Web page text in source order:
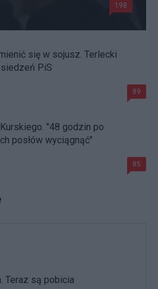
198
się w sojusz. Terlecki
PiS
89
"48 godzin po
posłów wyciągnąć"
85
Teraz są pobicia